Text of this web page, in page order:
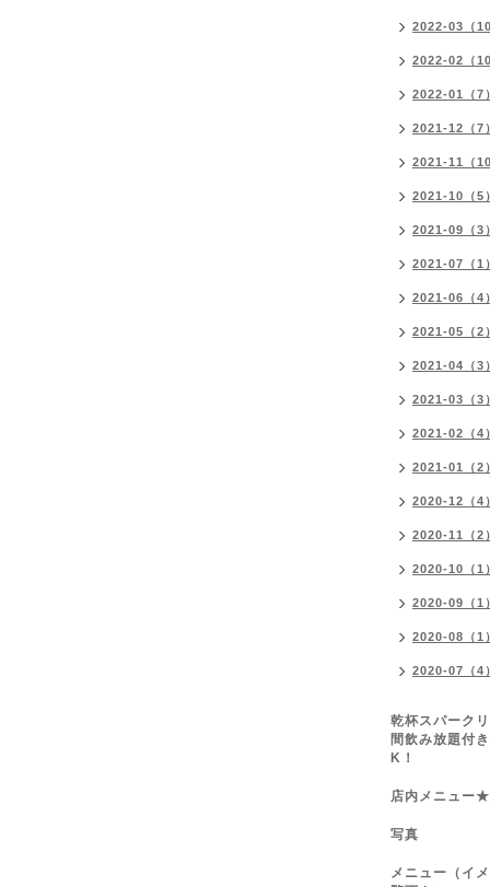
2022-03（10
2022-02（10
2022-01（7）
2021-12（7）
2021-11（10
2021-10（5）
2021-09（3）
2021-07（1）
2021-06（4）
2021-05（2）
2021-04（3）
2021-03（3）
2021-02（4）
2021-01（2）
2020-12（4）
2020-11（2）
2020-10（1）
2020-09（1）
2020-08（1）
2020-07（4）
乾杯スパーク
間飲み放題付
K！
店内メニュー
写真
メニュー（イ